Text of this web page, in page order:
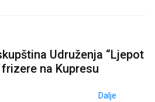
Udruženja “Ljepot
na Kupresu
Dalje